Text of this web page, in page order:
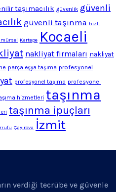
taşımacılık güvenlik güvenli
güvenli taşınma hızlı
Kartepe Kocaeli
nakliyat firmaları nakliyat
parça eşya taşıma profesyonel
profesyonel taşıma profesyonel
hizmetleri taşınma
taşınma ipuçları
Çayırova İzmit
verdiği tecrübe ve güvenle